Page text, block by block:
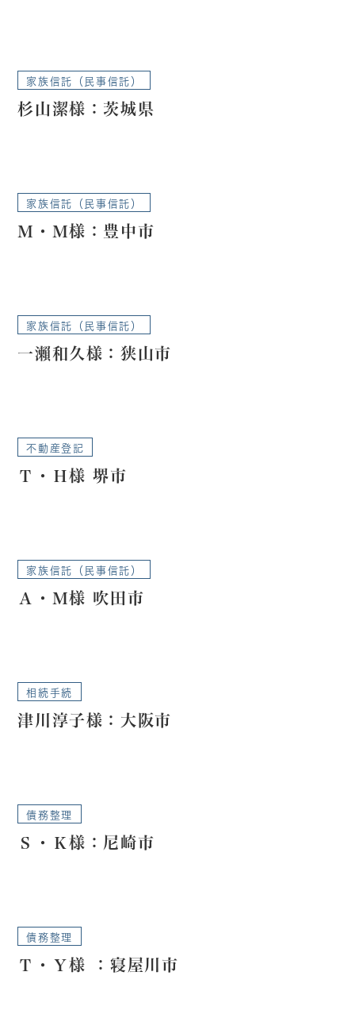
家族信託（民事信託）
杉山潔様：茨城県
家族信託（民事信託）
Ｍ・Ｍ様：豊中市
家族信託（民事信託）
一瀨和久様：狭山市
不動産登記
Ｔ・Ｈ様 堺市
家族信託（民事信託）
Ａ・Ｍ様 吹田市
相続手続
津川淳子様：大阪市
債務整理
Ｓ・Ｋ様：尼崎市
債務整理
Ｔ・Ｙ様 ：寝屋川市